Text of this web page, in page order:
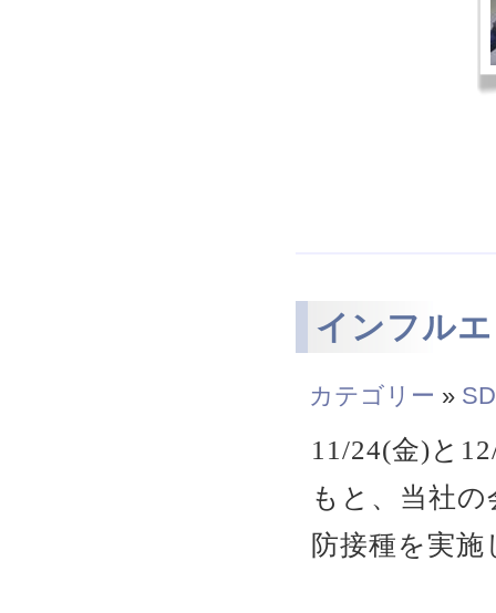
インフル
カテゴリー »
11/24(金)と
もと、当社
防接種を実